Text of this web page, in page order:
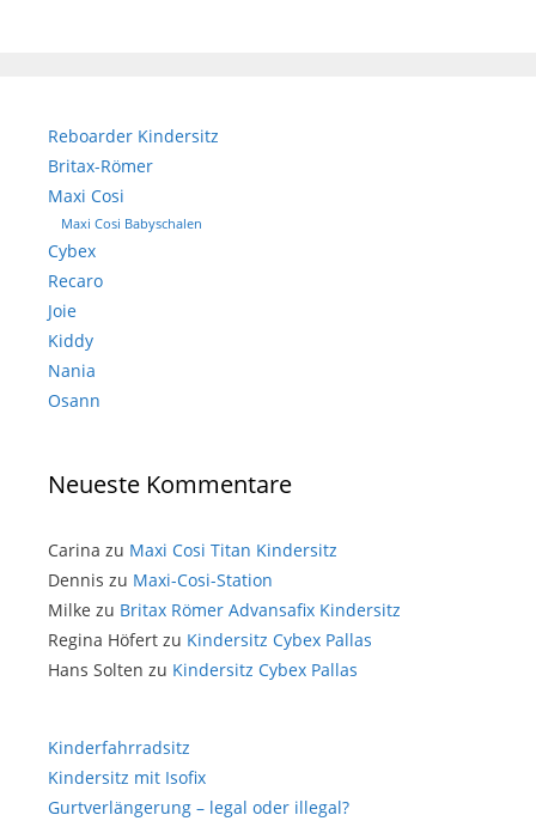
Reboarder Kindersitz
Britax-Römer
Maxi Cosi
Maxi Cosi Babyschalen
Cybex
Recaro
Joie
Kiddy
Nania
Osann
Neueste Kommentare
Carina zu Maxi Cosi Titan Kindersitz
Dennis zu Maxi-Cosi-Station
Milke zu Britax Römer Advansafix Kindersitz
Regina Höfert zu Kindersitz Cybex Pallas
Hans Solten zu Kindersitz Cybex Pallas
Kinderfahrradsitz
Kindersitz mit Isofix
Gurtverlängerung – legal oder illegal?